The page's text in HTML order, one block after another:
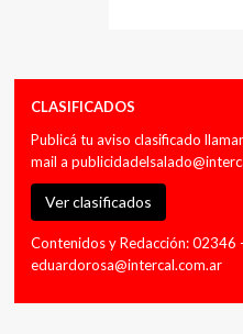
CLASIFICADOS
Publicá tu aviso clasificado
mail a
Ver clasificados
Contenidos y Redacción: 02346
eduardorosa@intercal.com.ar